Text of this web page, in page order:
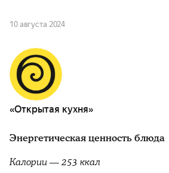
10 августа 2024
«Открытая кухня»
Энергетическая ценность блюда
Калории — 253 ккал